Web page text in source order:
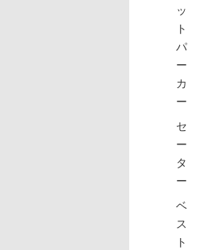
ッ
ト
パ
ー
カ
ー
セ
ー
タ
ー
ベ
ス
ト